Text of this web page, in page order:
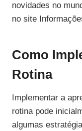
novidades no
no site
Como
Rotina
Implementar a
rotina pode
algumas